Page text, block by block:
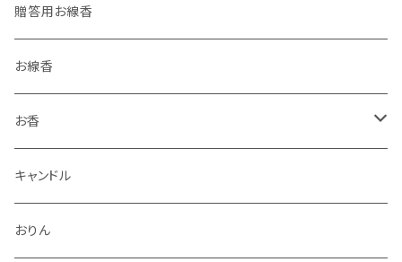
贈答用お線香
お線香
お香
香立・香皿
キャンドル
おりん